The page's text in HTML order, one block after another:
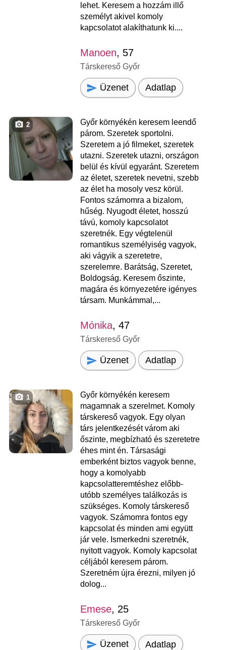
lehet. Keresem a hozzám illő
személyt akivel komoly
kapcsolatot alakíthatunk ki....
Manoen, 57
Társkereső Győr
Üzenet Adatlap
2
Győr környékén keresem leendő
párom. Szeretek sportolni.
Szeretem a jó filmeket, szeretek
utazni. Szeretek utazni, országon
belül és kívül egyaránt. Szeretem
az életet, szeretek nevetni, szebb
az élet ha mosoly vesz körül.
Fontos számomra a bizalom,
hűség. Nyugodt életet, hosszú
távú, komoly kapcsolatot
szeretnék. Egy végtelenül
romantikus személyiség vagyok,
aki vágyik a szeretetre,
szerelemre. Barátság, Szeretet,
Boldogság. Keresem őszinte,
magára és környezetére igényes
társam. Munkámmal,...
Mónika, 47
Társkereső Győr
Üzenet Adatlap
1
Győr környékén keresem
magamnak a szerelmet. Komoly
társkereső vagyok. Egy olyan
társ jelentkezését várom aki
őszinte, megbízható és szeretetre
éhes mint én. Társasági
emberként biztos vagyok benne,
hogy a komolyabb
kapcsolatteremtéshez előbb-
utóbb személyes találkozás is
szükséges. Komoly társkereső
vagyok. Számomra fontos egy
kapcsolat és minden ami együtt
jár vele. Ismerkedni szeretnék,
nyitott vagyok. Komoly kapcsolat
céljából keresem párom.
Szeretném újra érezni, milyen jó
dolog...
Emese, 25
Társkereső Győr
Üzenet Adatlap